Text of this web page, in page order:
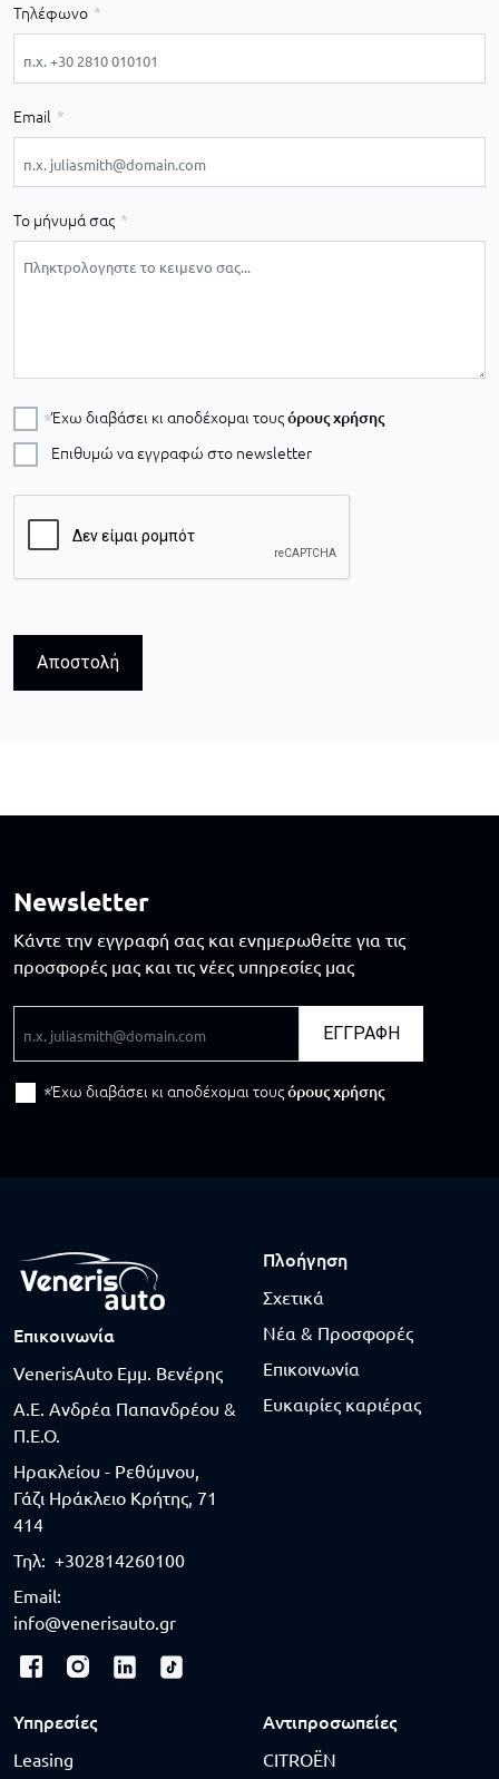
Τηλέφωνο
Email
Το μήνυμά σας
Έχω διαβάσει κι αποδέχομαι τουςόρους χρήσης
Επιθυμώ να εγγραφώ στο newsletter
Αποστολή
Newsletter
Κάντε την εγγραφή σας και ενημερωθείτε για τις
προσφορές μας και τις νέες υπηρεσίες μας
ΕΓΓΡΑΦΗ
Έχω διαβάσει κι αποδέχομαι τουςόρους χρήσης
Επικοινωνία
VenerisAuto Εμμ. Βενέρης
Α.Ε. Ανδρέα Παπανδρέου &
Π.Ε.Ο.
Ηρακλείου - Ρεθύμνου,
Γάζι Ηράκλειο Κρήτης, 71
414
Τηλ: +302814260100
Email:
info@venerisauto.gr
Πλοήγηση
Σχετικά
Νέα & Προσφορές
Επικοινωνία
Ευκαιρίες καριέρας
Υπηρεσίες
Leasing
Αντιπροσωπείες
CITROËN